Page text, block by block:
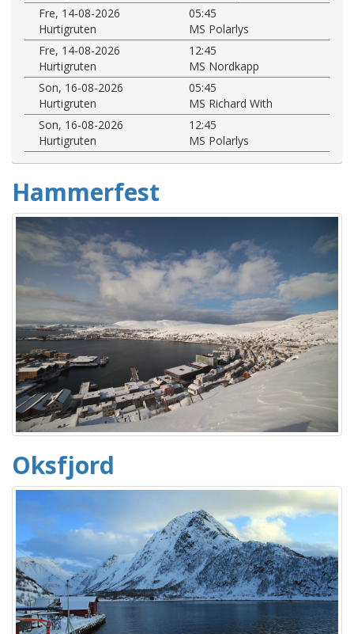
Fre, 14-08-2026
05:45
Hurtigruten
MS Polarlys
Fre, 14-08-2026
12:45
Hurtigruten
MS Nordkapp
Son, 16-08-2026
05:45
Hurtigruten
MS Richard With
Son, 16-08-2026
12:45
Hurtigruten
MS Polarlys
Hammerfest
Oksfjord